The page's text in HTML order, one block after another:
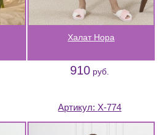
Халат Нора
910 руб.
Артикул: Х-774